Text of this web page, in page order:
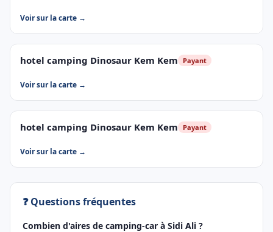
Voir sur la carte →
hotel camping Dinosaur Kem Kem Payant
Voir sur la carte →
hotel camping Dinosaur Kem Kem Payant
Voir sur la carte →
❓ Questions fréquentes
Combien d'aires de camping-car à Sidi Ali ?